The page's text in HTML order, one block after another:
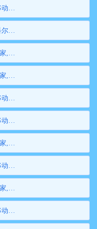
通辽CT方舱,通辽方舱CT厂家,通辽移动方舱CT,通辽医用CT方舱,通辽方舱式CT,通辽方舱CT
科尔沁CT方舱,科尔沁方舱CT厂家,科尔沁移动方舱CT,科尔沁医用CT方舱,科尔沁方舱式CT,科尔沁方舱CT
霍林郭勒CT方舱,霍林郭勒方舱CT厂家,霍林郭勒移动方舱CT,霍林郭勒医用CT方舱,霍林郭勒方舱式CT,霍林郭勒方舱CT
鄂尔多斯CT方舱,鄂尔多斯方舱CT厂家,鄂尔多斯移动方舱CT,鄂尔多斯医用CT方舱,鄂尔多斯方舱式CT,鄂尔多斯方舱CT
东胜CT方舱,东胜方舱CT厂家,东胜移动方舱CT,东胜医用CT方舱,东胜方舱式CT,东胜方舱CT
根河CT方舱,根河方舱CT厂家,根河移动方舱CT,根河医用CT方舱,根河方舱式CT,根河方舱CT
巴彦淖尔CT方舱,巴彦淖尔方舱CT厂家,巴彦淖尔移动方舱CT,巴彦淖尔医用CT方舱,巴彦淖尔方舱式CT,巴彦淖尔方舱CT
临河CT方舱,临河方舱CT厂家,临河移动方舱CT,临河医用CT方舱,临河方舱式CT,临河方舱CT
乌兰察布CT方舱,乌兰察布方舱CT厂家,乌兰察布移动方舱CT,乌兰察布医用CT方舱,乌兰察布方舱式CT,乌兰察布方舱CT
集宁CT方舱,集宁方舱CT厂家,集宁移动方舱CT,集宁医用CT方舱,集宁方舱式CT,集宁方舱CT